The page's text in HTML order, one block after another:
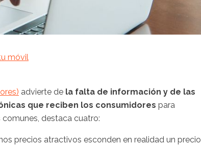
móvil
advierte de la falta de información y de las
que reciben los consumidores para
destaca cuatro:
precios atractivos esconden en realidad un precio